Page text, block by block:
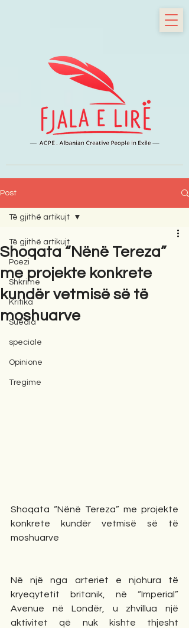
Post
Të gjithë artikujt
Poezi
Shkrime
Kritika
Suedia
speciale
Opinione
Tregime
Të gjithë artikujt
Shoqata “Nënë Tereza”
me projekte konkrete
kundër vetmisë së të
moshuarve
Shoqata “Nënë Tereza” me projekte
konkrete kundër vetmisë së të
moshuarve
Në një nga arteriet e njohura të
kryeqytetit britanik, në “Imperial”
Avenue në Londër, u zhvillua një
aktivitet që nuk kishte thjesht